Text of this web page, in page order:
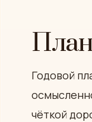
Годовой
чёткой